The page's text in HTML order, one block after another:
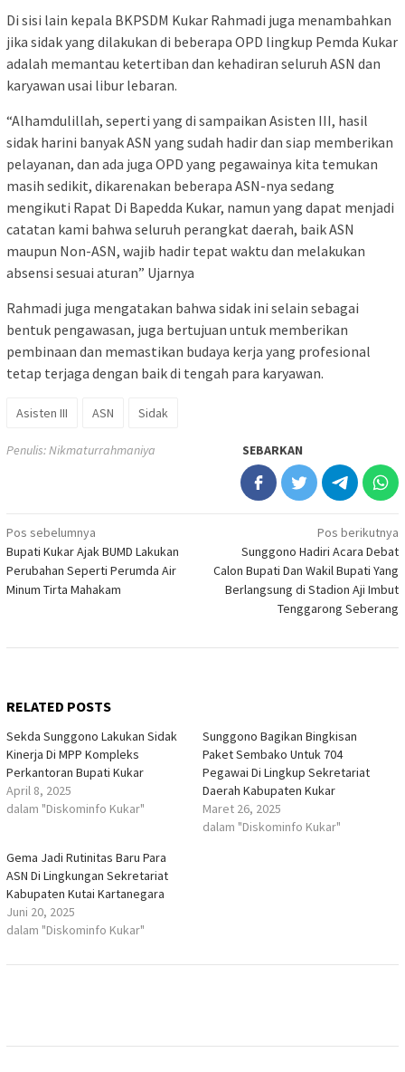
Di sisi lain kepala BKPSDM Kukar Rahmadi juga menambahkan
jika sidak yang dilakukan di beberapa OPD lingkup Pemda Kukar
adalah memantau ketertiban dan kehadiran seluruh ASN dan
karyawan usai libur lebaran.
“Alhamdulillah, seperti yang di sampaikan Asisten III, hasil
sidak harini banyak ASN yang sudah hadir dan siap memberikan
pelayanan, dan ada juga OPD yang pegawainya kita temukan
masih sedikit, dikarenakan beberapa ASN-nya sedang
mengikuti Rapat Di Bapedda Kukar, namun yang dapat menjadi
catatan kami bahwa seluruh perangkat daerah, baik ASN
maupun Non-ASN, wajib hadir tepat waktu dan melakukan
absensi sesuai aturan” Ujarnya
Rahmadi juga mengatakan bahwa sidak ini selain sebagai
bentuk pengawasan, juga bertujuan untuk memberikan
pembinaan dan memastikan budaya kerja yang profesional
tetap terjaga dengan baik di tengah para karyawan.
Asisten III ASN Sidak
Penulis: Nikmaturrahmaniya SEBARKAN
Navigasi
pos
Pos sebelumnya
Bupati Kukar Ajak BUMD Lakukan
Perubahan Seperti Perumda Air
Minum Tirta Mahakam
Pos berikutnya
Sunggono Hadiri Acara Debat
Calon Bupati Dan Wakil Bupati Yang
Berlangsung di Stadion Aji Imbut
Tenggarong Seberang
RELATED POSTS
Sekda Sunggono Lakukan Sidak
Kinerja Di MPP Kompleks
Perkantoran Bupati Kukar
April 8, 2025
dalam "Diskominfo Kukar"
Sunggono Bagikan Bingkisan
Paket Sembako Untuk 704
Pegawai Di Lingkup Sekretariat
Daerah Kabupaten Kukar
Maret 26, 2025
dalam "Diskominfo Kukar"
Gema Jadi Rutinitas Baru Para
ASN Di Lingkungan Sekretariat
Kabupaten Kutai Kartanegara
Juni 20, 2025
dalam "Diskominfo Kukar"